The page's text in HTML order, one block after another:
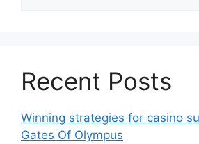
Recent Posts
Winning strategies for casino
Gates Of Olympus